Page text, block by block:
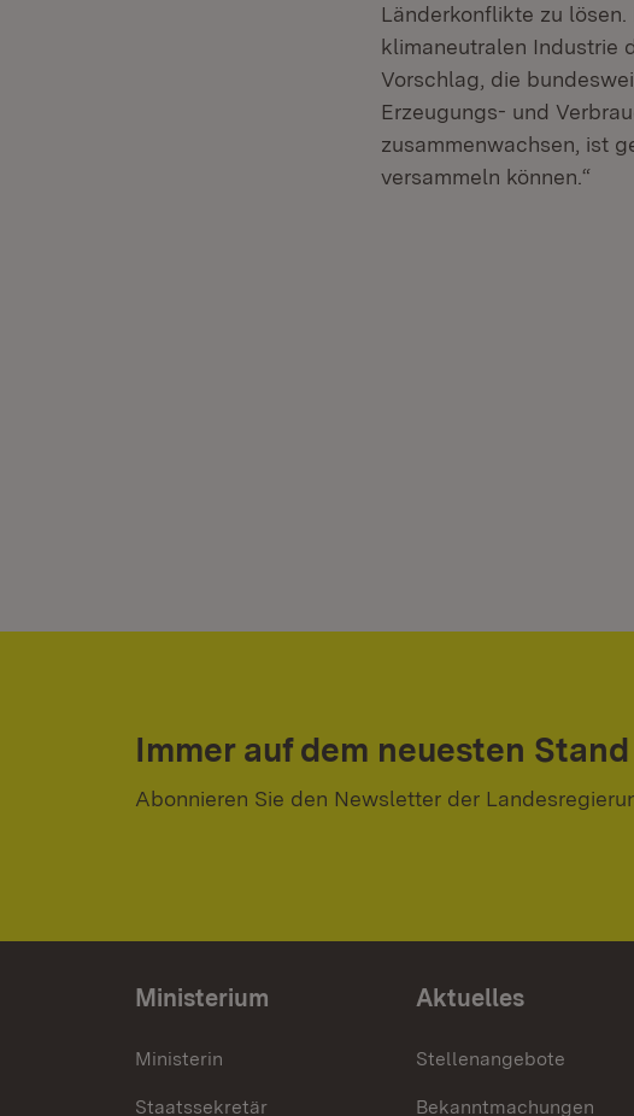
Länderkonflikte zu
klimaneutralen Industrie
Vorschlag, die
Erzeugungs- und
zusammenwachsen, ist
versammeln können.“
Immer auf dem neuesten Stand
Abonnieren Sie den Newsletter der
Ministerium
Ministerin
Staatssekretär
Aktuelles
Stellenangebote
Bekanntmachungen